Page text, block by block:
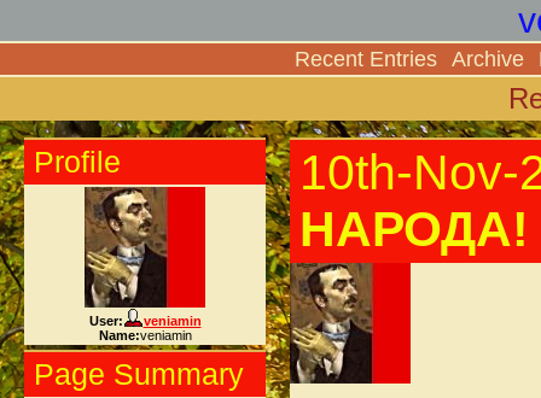
Recent Entries Archive
Profile
User:
veniamin
Name:veniamin
Page Summary
10th-Nov-
НАРОДА!